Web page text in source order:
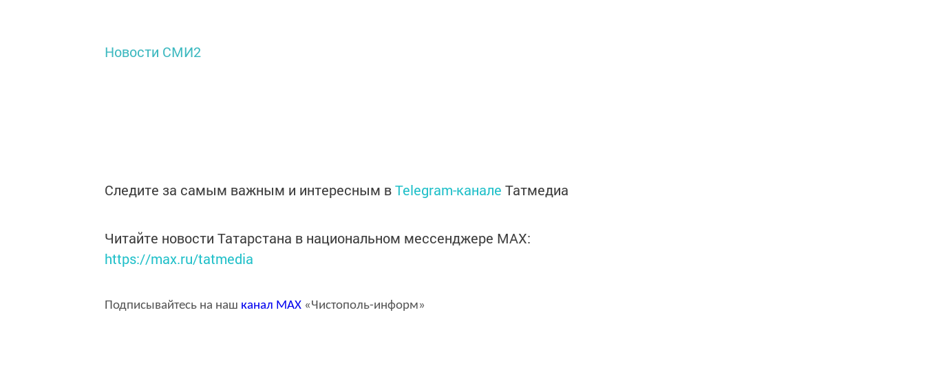
Новости СМИ2
Следите за самым важным и интересным вTelegram-канале Татмедиа
Читайте новости Татарстана в национальном мессенджере MАХ:
https://max.ru/tatmedia
Подписывайтесь на наш канал MAX «Чистополь-информ»